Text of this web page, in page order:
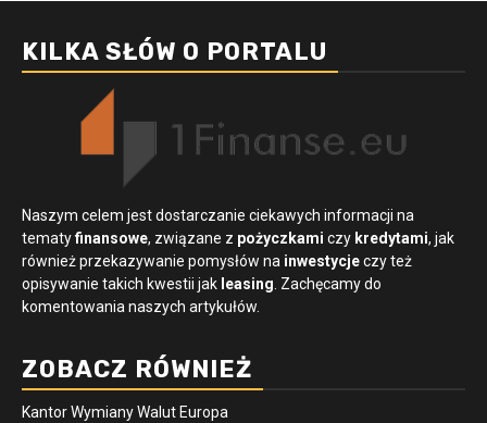
KILKA SŁÓW O PORTALU
Naszym celem jest dostarczanie ciekawych informacji na
tematyfinansowe, związane z pożyczkami czy kredytami, jak
również przekazywanie pomysłów na inwestycjeczy też
opisywanie takich kwestii jak leasing. Zachęcamy do
komentowania naszych artykułów.
ZOBACZ RÓWNIEŻ
Kantor Wymiany Walut Europa